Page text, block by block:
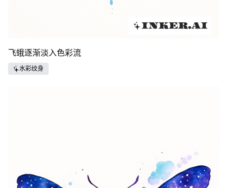
飞蛾逐渐淡入色彩流
水彩纹身